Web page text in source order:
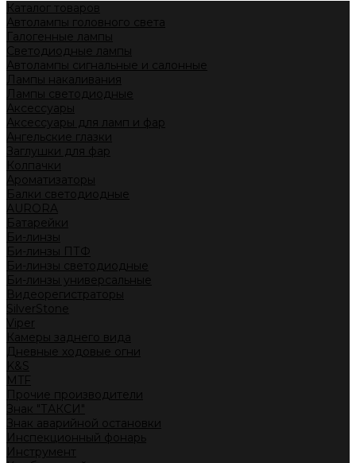
Каталог товаров
Автолампы головного света
Галогенные лампы
Светодиодные лампы
Автолампы сигнальные и салонные
Лампы накаливания
Лампы светодиодные
Аксессуары
Аксессуары для ламп и фар
Ангельские глазки
Заглушки для фар
Колпачки
Ароматизаторы
Балки светодиодные
AURORA
Батарейки
Би-линзы
Би-линзы ПТФ
Би-линзы светодиодные
Би-линзы универсальные
Видеорегистраторы
SilverStone
Viper
Камеры заднего вида
Дневные ходовые огни
K&S
MTF
Прочие производители
Знак "ТАКСИ"
Знак аварийной остановки
Инспекционный фонарь
Инструмент